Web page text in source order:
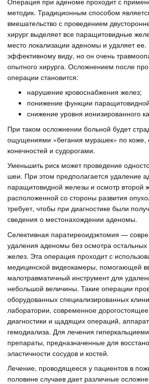
методик. Традиционным способом
вмешательство с проведением
хирург выделяет все паращитовидные
место локализации аденомы и удаляет ее.
эффективному виду, но он очень
опытного хирурга. Осложнением после
операции становится:
нарушение кровоснабжения желез;
понижение функции
снижение уровня ионизированного
При таком осложнении больной будет
ощущениями «бегания мурашек» по коже,
конечностей и судорогами.
Уменьшить риск может проведение
шеи. При этом предполагается удаление
паращитовидной железы и осмотр второй
расположенной со стороны развития
требует, чтобы при диагностике были
сведения о местонахождении аденомы.
Селективная паратиреоидэктомия —
удаления аденомы без осмотра
желез. Эта операция проходит с
медицинской видеокамеры, помогающей
малотравматичный инструмент для
небольшой величины. Такие операции
оборудованных специализированных
лаборатории, современное
диагностики и щадящих операций,
гемодиализа. Для лечения
препараты, предназначенные для
эластичности сосудов и костей.
Лечение, проводящееся у пациентов в
половине случаев дает различные